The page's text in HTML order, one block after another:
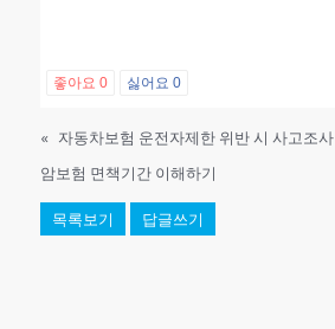
좋아요 0 싫어요 0
« 자동차보험 운전자제한 위반 시 사고조사
암보험 면책기간 이해하기
목록보기 답글쓰기